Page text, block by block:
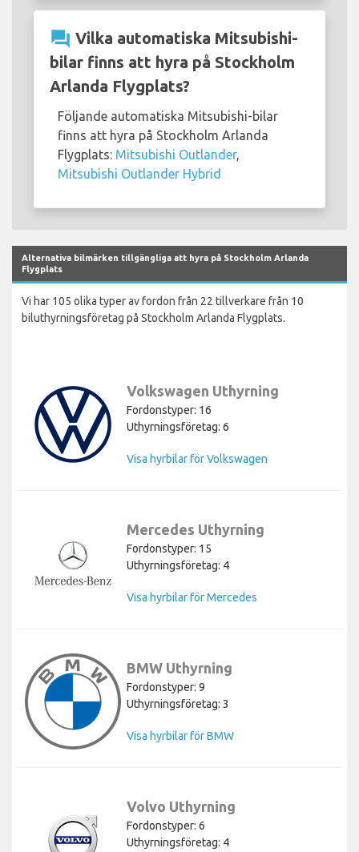
question_answer Vilka automatiska Mitsubishi-
bilar finns att hyra på Stockholm
Arlanda Flygplats?
Följande automatiska Mitsubishi-bilar
finns att hyra på Stockholm Arlanda
Flygplats: Mitsubishi Outlander,
Mitsubishi Outlander Hybrid
Alternativa bilmärken tillgängliga att hyra på Stockholm Arlanda
Flygplats
Vi har 105 olika typer av fordon från 22 tillverkare från 10
biluthyrningsföretag på Stockholm Arlanda Flygplats.
Volkswagen Uthyrning
Fordonstyper: 16
Uthyrningsföretag: 6
Visa hyrbilar för Volkswagen
Mercedes Uthyrning
Fordonstyper: 15
Uthyrningsföretag: 4
Visa hyrbilar för Mercedes
BMW Uthyrning
Fordonstyper: 9
Uthyrningsföretag: 3
Visa hyrbilar för BMW
Volvo Uthyrning
Fordonstyper: 6
Uthyrningsföretag: 4